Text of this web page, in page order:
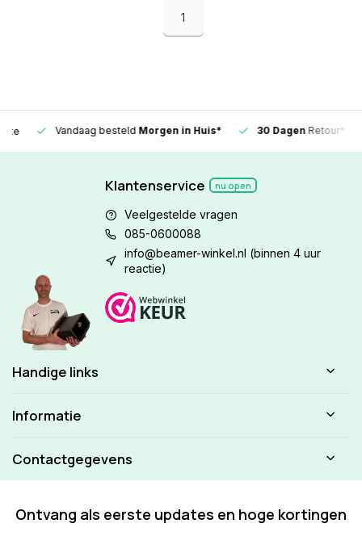
1
Vandaag besteldMorgen in Huis* 30 DagenRetour*
Klantenservice nu open
Veelgestelde vragen
085-0600088
info@beamer-winkel.nl (binnen 4 uur
reactie)
Handige links
Informatie
Contactgegevens
Ontvang als eerste updates en hoge kortingen